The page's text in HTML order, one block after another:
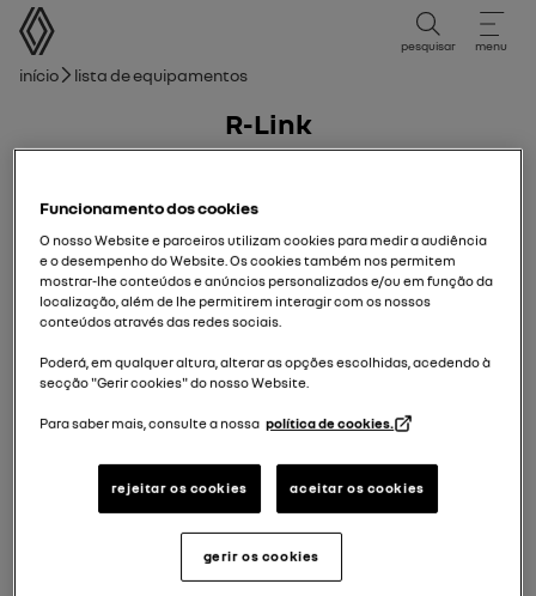
Manual do Utilizador
pesquisar menu
Caminho de navegação
Início Lista de equipamentos
R-Link
Funcionamento dos cookies
O nosso Website e parceiros utilizam cookies para medir a audiência
e o desempenho do Website. Os cookies também nos permitem
mostrar-lhe conteúdos e anúncios personalizados e/ou em função da
localização, além de lhe permitirem interagir com os nossos
conteúdos através das redes sociais.
Poderá, em qualquer altura, alterar as opções escolhidas, acedendo à
secção "Gerir cookies" do nosso Website.
Para saber mais, consulte a nossa política de cookies.
rejeitar os cookies aceitar os cookies
gerir os cookies